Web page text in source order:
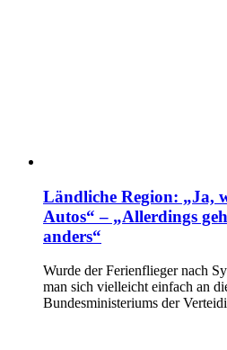
Ländliche Region: „Ja,
Autos“ – „Allerdings
anders“
Wurde der Ferienflieger nach
man sich vielleicht einfach an
Bundesministeriums der